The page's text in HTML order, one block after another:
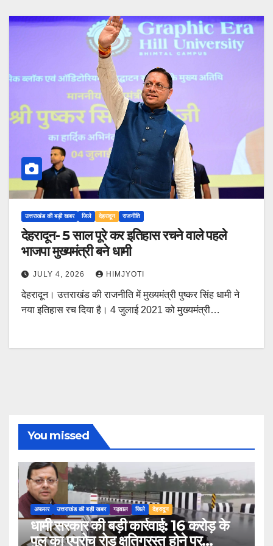
उत्तराखंड की बड़ी खबर जिले देहरादून राजनीति
देहरादून- 5 साल पूरे कर इतिहास रचने वाले पहले
भाजपा मुख्यमंत्री बने धामी
JULY 4, 2026 HIMJYOTI
देहरादून। उत्तराखंड की राजनीति में मुख्यमंत्री पुष्कर सिंह धामी ने
नया इतिहास रच दिया है। 4 जुलाई 2021 को मुख्यमंत्री…
You missed
अफसर उत्तराखंड की बड़ी खबर गढ़वाल जिले देहरादून
धामी सरकार की बड़ी कार्रवाई: 16 करोड़ के
पुल का एप्रोच रोड क्षतिग्रस्त होने पर